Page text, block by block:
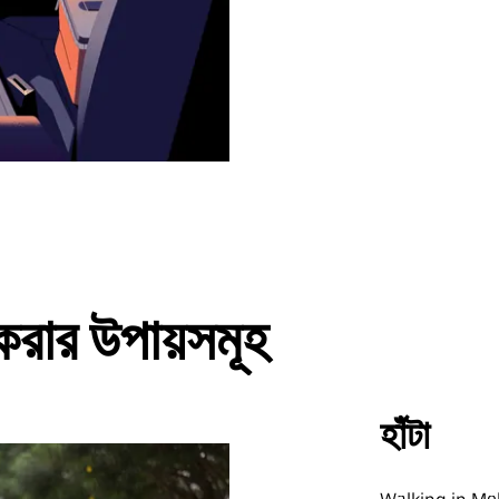
উপায়সমূহ
হাঁটা